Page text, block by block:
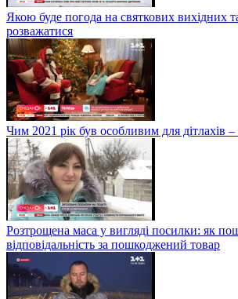
Якою буде погода на святкових вихідних
розважатися
Чим 2021 рік був особливим для дітлахів –
Розтрощена маса у вигляді посилки: як
відповідальність за пошкоджений товар